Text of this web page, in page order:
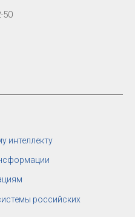
50
интеллекту
российских